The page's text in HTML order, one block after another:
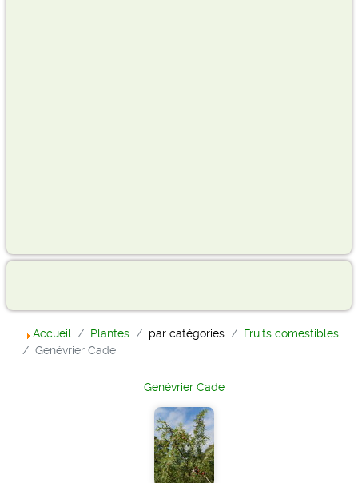
Accueil Plantes par catégories
Fruits comestibles
Genévrier Cade
Genévrier Cade